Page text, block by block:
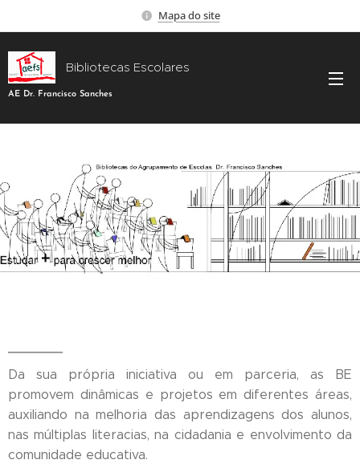
Mapa do site
Bibliotecas Escolares
AE Dr. Francisco Sanches
Da sua própria iniciativa ou em parceria, as BE
promovem dinâmicas e projetos em diferentes áreas,
auxiliando na melhoria das aprendizagens dos alunos,
nas múltiplas literacias, na cidadania e envolvimento da
comunidade educativa.